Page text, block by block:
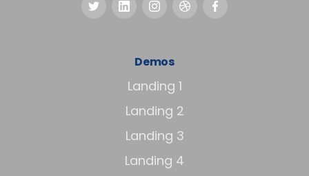
Demos
Landing 1
Landing 2
Landing 3
Landing 4